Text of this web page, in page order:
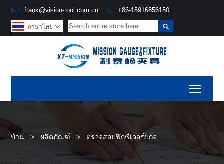
 frank@vision-tool.com.cn  +86-15916856150

ภาษาไทย 
บ้าน > ผลิตภัณฑ์ > ตรวจสอบฟิกซ์เจอร์/เกจ